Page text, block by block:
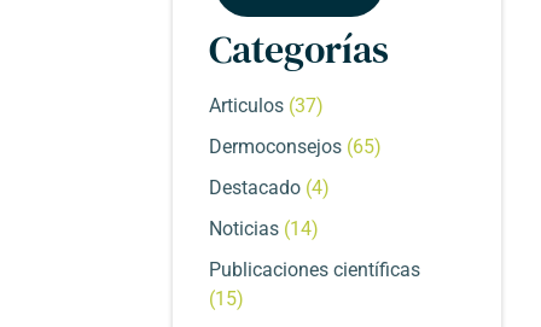
Categorías
Articulos (37)
Dermoconsejos (65)
Destacado (4)
Noticias (14)
Publicaciones científicas
(15)